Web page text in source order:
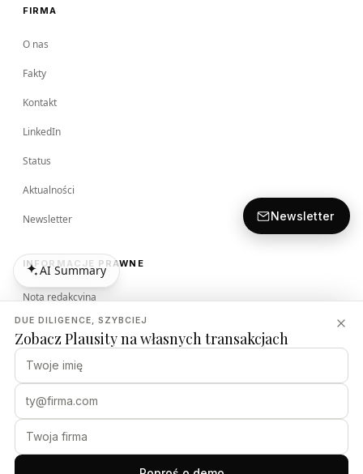
DUE DILIGENCE, SZYBCIEJ
Zobacz Plausity na własnych transakcjach
FIRMA
O nas
Fakty
Kontakt
LinkedIn
Status
Aktualności
Newsletter
INFORMACJE PRAWNE
Nota redakcyjna
Regulamin
Polityka bezpieczeństwa
AI Summary
AI Summary
Newsletter